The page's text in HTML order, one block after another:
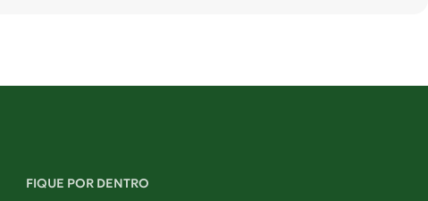
FIQUE POR DENTRO